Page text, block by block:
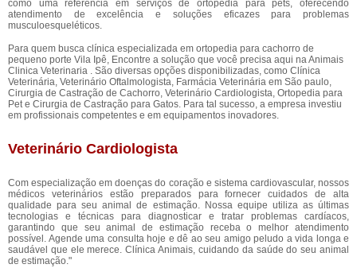
como uma referência em serviços de ortopedia para pets, oferecendo
atendimento de excelência e soluções eficazes para problemas
musculoesqueléticos.
Para quem busca clínica especializada em ortopedia para cachorro de
pequeno porte Vila Ipê, Encontre a solução que você precisa aqui na Animais
Clinica Veterinaria . São diversas opções disponibilizadas, como Clínica
Veterinária, Veterinário Oftalmologista, Farmácia Veterinária em São paulo,
Cirurgia de Castração de Cachorro, Veterinário Cardiologista, Ortopedia para
Pet e Cirurgia de Castração para Gatos. Para tal sucesso, a empresa investiu
em profissionais competentes e em equipamentos inovadores.
Veterinário Cardiologista
Com especialização em doenças do coração e sistema cardiovascular, nossos
médicos veterinários estão preparados para fornecer cuidados de alta
qualidade para seu animal de estimação. Nossa equipe utiliza as últimas
tecnologias e técnicas para diagnosticar e tratar problemas cardíacos,
garantindo que seu animal de estimação receba o melhor atendimento
possível. Agende uma consulta hoje e dê ao seu amigo peludo a vida longa e
saudável que ele merece. Clínica Animais, cuidando da saúde do seu animal
de estimação."